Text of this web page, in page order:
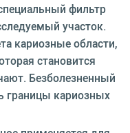
фильтр
участок.
кариозные области,
становится
Безболезненный
границы кариозных